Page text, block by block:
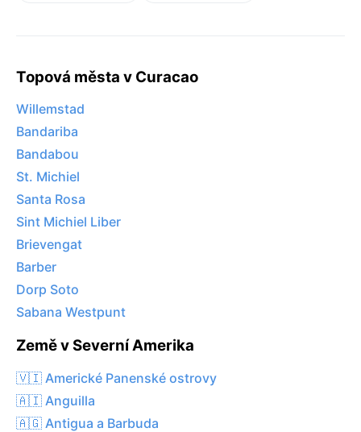
Topová města v Curacao
Willemstad
Bandariba
Bandabou
St. Michiel
Santa Rosa
Sint Michiel Liber
Brievengat
Barber
Dorp Soto
Sabana Westpunt
Země v Severní Amerika
🇻🇮 Americké Panenské ostrovy
🇦🇮 Anguilla
🇦🇬 Antigua a Barbuda